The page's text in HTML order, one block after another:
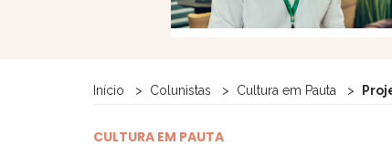
Início Colunistas Cultura em Pauta
CULTURA EM PAUTA